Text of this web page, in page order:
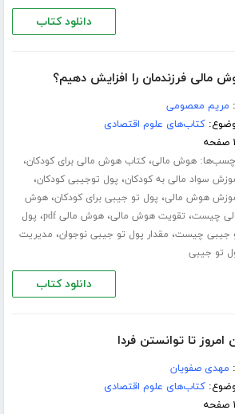
دانلود کتاب
مالی فرزندمان را افزایش دهیم؟
مریم معصومی
کتاب‌های علوم اقتصادی
هوش مالی،کتاب هوش مالی برای کودکان،
سواد مالی به کودکان، پول توجیبی کودکان،
هوش مالی، پول تو جیبی برای کودکان،هوش
چیست، تقویت هوش مالی،هوش مالی pdf ، پول
جیبی چیست، مقدار پول تو جیبی نوجوان، مدیریت
تو جیبی
دانلود کتاب
تا توانستن فردا
مهدی صفویان
کتاب‌های علوم اقتصادی